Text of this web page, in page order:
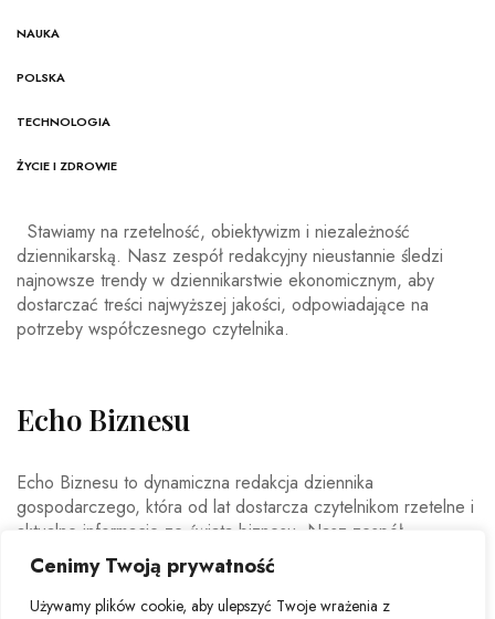
Cenimy Twoją prywatność
Używamy plików cookie, aby ulepszyć Twoje wrażenia z
NAUKA
POLSKA
TECHNOLOGIA
ŻYCIE I ZDROWIE
Stawiamy na rzetelność, obiektywizm i niezależność
dziennikarską. Nasz zespół redakcyjny nieustannie śledzi
najnowsze trendy w dziennikarstwie ekonomicznym, aby
dostarczać treści najwyższej jakości, odpowiadające na
potrzeby współczesnego czytelnika.
Echo Biznesu
Echo Biznesu to dynamiczna redakcja dziennika
gospodarczego, która od lat dostarcza czytelnikom rzetelne i
aktualne informacje ze świata biznesu. Nasz zespół
doświadczonych dziennikarzy i ekspertów ekonomicznych
codziennie analizuje najważniejsze wydarzenia rynkowe,
trendy gospodarcze oraz decyzje mające wpływ na polską i